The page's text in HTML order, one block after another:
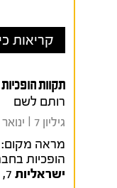
קריאות
תקוות
רותם לשם
גיליון 7 I ינואר 2025
מראה מקום:
הופכיות
ישראליות